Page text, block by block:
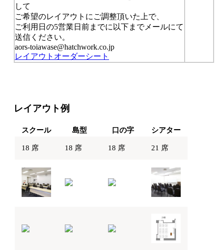
して
ご希望のレイアウトにご調整頂いた上で、
ご利用日の5営業日前までに以下までメールにて
送信ください。
aors-toiawase@hatchwork.co.jp
レイアウトオーダーシート
レイアウト例
スクール 島型 口の字 シアター
18 席 18 席 18 席 21 席